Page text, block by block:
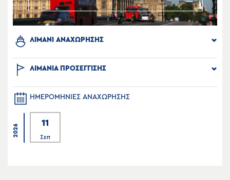
ΛΙΜΑΝΙ ΑΝΑΧΩΡΗΣΗΣ
ΛΙΜΑΝΙΑ ΠΡΟΣΕΓΓΙΣΗΣ
ΗΜΕΡΟΜΗΝΙΕΣ ΑΝΑΧΩΡΗΣΗΣ
2026
11
Σεπ